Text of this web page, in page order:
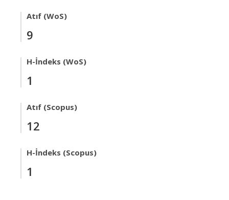
Atıf (WoS)
9
H-İndeks (WoS)
1
Atıf (Scopus)
12
H-İndeks (Scopus)
1